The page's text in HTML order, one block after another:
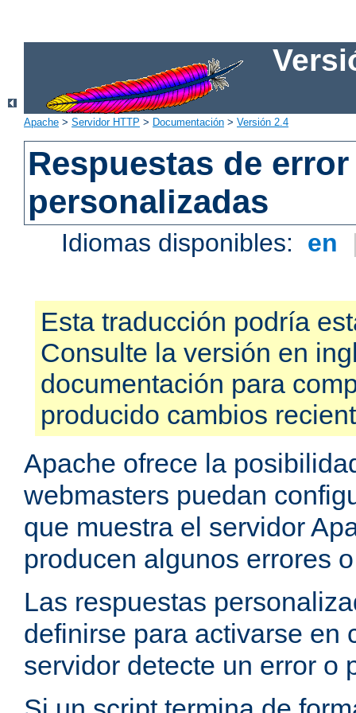
Apache > Servidor HTTP > Documentación > Versión 2.4
Respuestas de error
personalizadas
Idiomas disponibles: en
Esta traducción podría
Consulte la versión en
documentación para
producido cambios
Apache ofrece la
webmasters puedan
que muestra el servidor
producen algunos errores
Las respuestas
definirse para activarse en
servidor detecte un error o